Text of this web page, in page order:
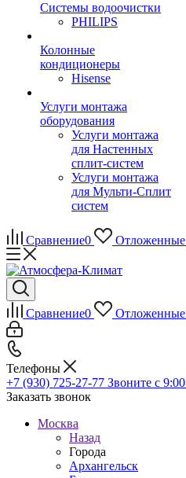
Системы водоочистки
PHILIPS
Колонные
кондиционеры
Hisense
Услуги монтажа
оборудования
Услуги монтажа
для Настенных
сплит-систем
Услуги монтажа
для Мульти-Сплит
систем
Сравнение0 Отложенные
Сравнение0 Отложенные
Телефоны
+7 (930) 725-27-77 Звоните с
Заказать звонок
Москва
Назад
Города
Архангельск